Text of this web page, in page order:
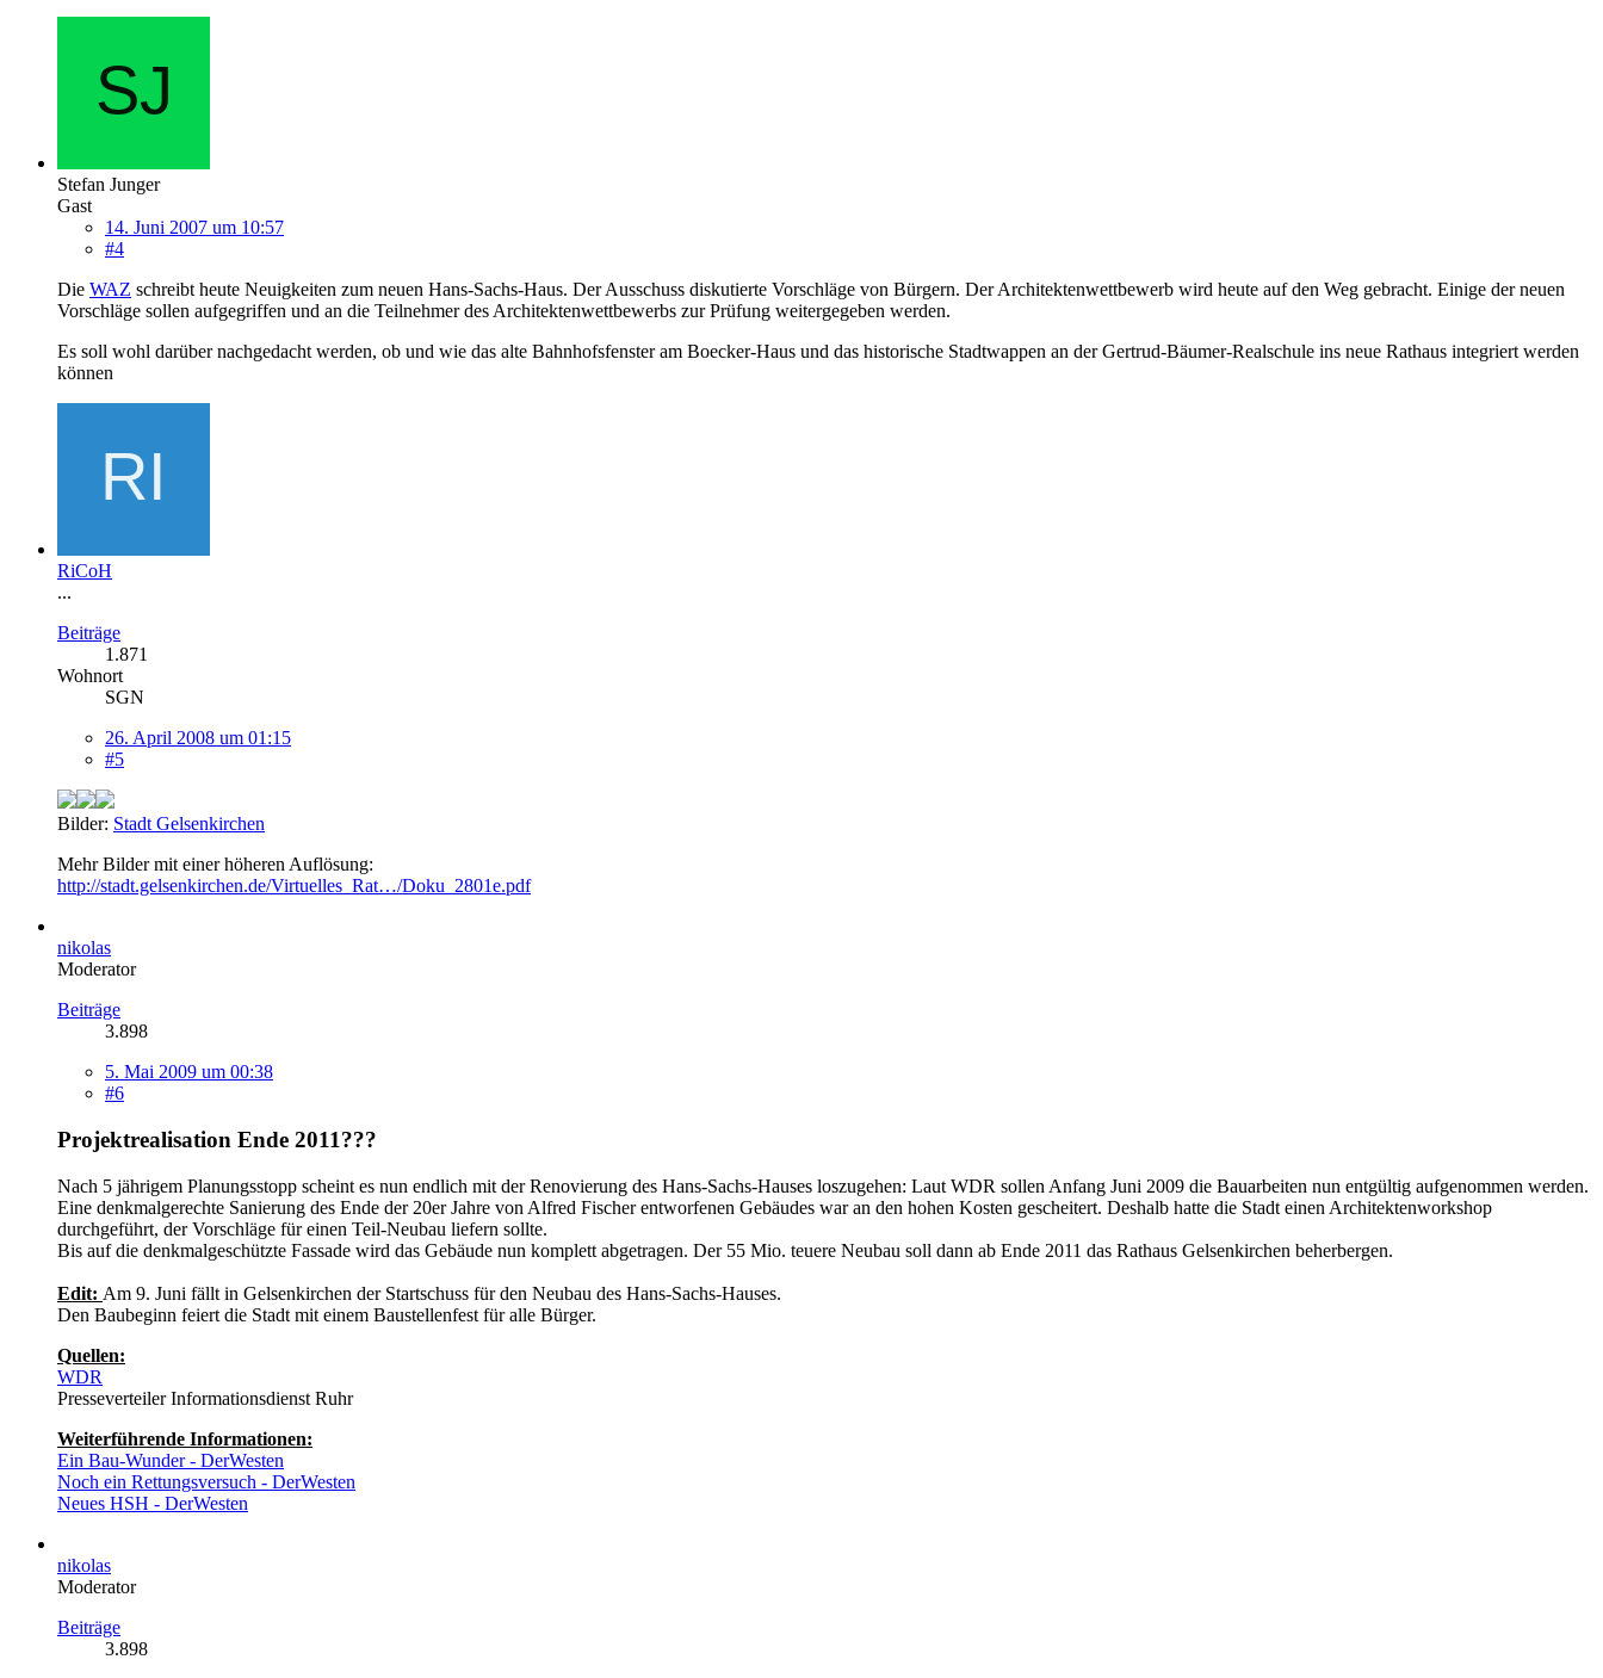
Stefan Junger
Gast
14. Juni 2007 um 10:57
#4
Die WAZ schreibt heute Neuigkeiten zum neuen Hans-Sachs-Haus. Der Ausschuss diskutierte Vorschläge von Bürgern. Der Architektenwettbewerb wird heute auf den Weg gebracht. Einige der neuen
Vorschläge sollen aufgegriffen und an die Teilnehmer des Architektenwettbewerbs zur Prüfung weitergegeben werden.
Es soll wohl darüber nachgedacht werden, ob und wie das alte Bahnhofsfenster am Boecker-Haus und das historische Stadtwappen an der Gertrud-Bäumer-Realschule ins neue Rathaus integriert werden
können
RiCoH
...
Beiträge
1.871
Wohnort
SGN
26. April 2008 um 01:15
#5
Bilder: Stadt Gelsenkirchen
Mehr Bilder mit einer höheren Auflösung:
http://stadt.gelsenkirchen.de/Virtuelles_Rat…/Doku_2801e.pdf
nikolas
Moderator
Beiträge
3.898
5. Mai 2009 um 00:38
#6
Projektrealisation Ende 2011???
Nach 5 jährigem Planungsstopp scheint es nun endlich mit der Renovierung des Hans-Sachs-Hauses loszugehen: Laut WDR sollen Anfang Juni 2009 die Bauarbeiten nun entgültig aufgenommen werden.
Eine denkmalgerechte Sanierung des Ende der 20er Jahre von Alfred Fischer entworfenen Gebäudes war an den hohen Kosten gescheitert. Deshalb hatte die Stadt einen Architektenworkshop
durchgeführt, der Vorschläge für einen Teil-Neubau liefern sollte.
Bis auf die denkmalgeschützte Fassade wird das Gebäude nun komplett abgetragen. Der 55 Mio. teuere Neubau soll dann ab Ende 2011 das Rathaus Gelsenkirchen beherbergen.
Edit: Am 9. Juni fällt in Gelsenkirchen der Startschuss für den Neubau des Hans-Sachs-Hauses.
Den Baubeginn feiert die Stadt mit einem Baustellenfest für alle Bürger.
Quellen:
WDR
Presseverteiler Informationsdienst Ruhr
Weiterführende Informationen:
Ein Bau-Wunder - DerWesten
Noch ein Rettungsversuch - DerWesten
Neues HSH - DerWesten
nikolas
Moderator
Beiträge
3.898